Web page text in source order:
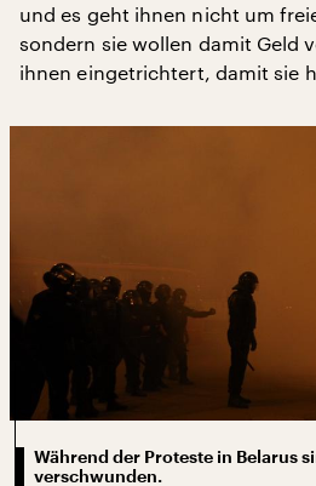
und es geht ihnen nicht um
sondern sie wollen damit Geld
ihnen eingetrichtert, damit sie
Während der Proteste in Belarus
verschwunden.